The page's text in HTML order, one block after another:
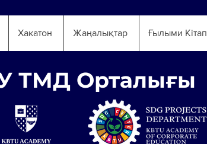
Хакатон Жаңалықтар Ғылыми Кітап
ТМД Орталығы